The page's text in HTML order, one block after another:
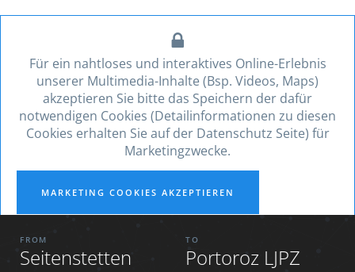
Für ein nahtloses und interaktives Online-Erlebnis
unserer Multimedia-Inhalte (Bsp. Videos, Maps)
akzeptieren Sie bitte das Speichern der dafür
notwendigen Cookies (Detailinformationen zu diesen
Cookies erhalten Sie auf der Datenschutz Seite) für
Marketingzwecke.
MARKETING COOKIES AKZEPTIEREN
FROM
Seitenstetten
TO
Portoroz LJPZ